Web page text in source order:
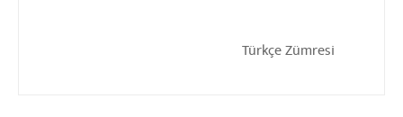
Türkçe Zümresi